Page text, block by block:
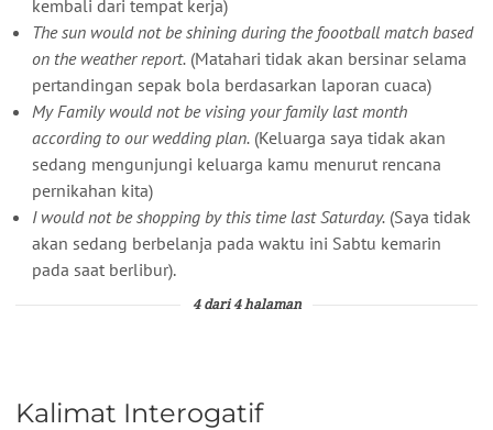
kembali dari tempat kerja)
The sun would not be shining during the foootball match based
on the weather report. (Matahari tidak akan bersinar selama
pertandingan sepak bola berdasarkan laporan cuaca)
My Family would not be vising your family last month
according to our wedding plan. (Keluarga saya tidak akan
sedang mengunjungi keluarga kamu menurut rencana
pernikahan kita)
I would not be shopping by this time last Saturday. (Saya tidak
akan sedang berbelanja pada waktu ini Sabtu kemarin
pada saat berlibur).
4 dari 4 halaman
Kalimat Interogatif